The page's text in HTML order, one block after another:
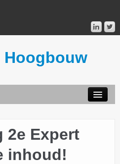
2e Expert
inhoud!